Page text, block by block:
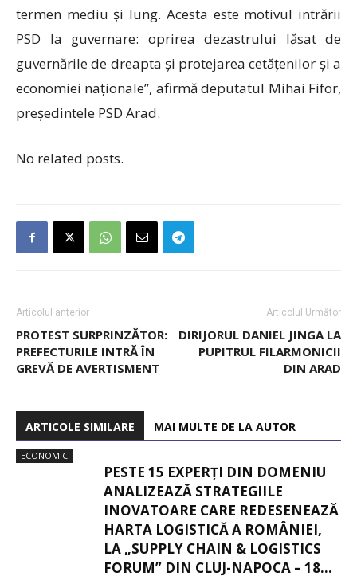
termen mediu și lung. Acesta este motivul intrării
PSD la guvernare: oprirea dezastrului lăsat de
guvernările de dreapta și protejarea cetățenilor și a
economiei naționale”, afirmă deputatul Mihai Fifor,
președintele PSD Arad.
No related posts.
Articolul anterior
PROTEST SURPRINZĂTOR:
PREFECTURILE INTRĂ ÎN
GREVĂ DE AVERTISMENT
Articolul Următor
DIRIJORUL DANIEL JINGA LA
PUPITRUL FILARMONICII
DIN ARAD
ARTICOLE SIMILARE MAI MULTE DE LA AUTOR
ECONOMIC
PESTE 15 EXPERȚI DIN DOMENIU
ANALIZEAZĂ STRATEGIILE
INOVATOARE CARE REDESENEAZĂ
HARTA LOGISTICĂ A ROMÂNIEI,
LA „SUPPLY CHAIN & LOGISTICS
FORUM” DIN CLUJ-NAPOCA – 18...